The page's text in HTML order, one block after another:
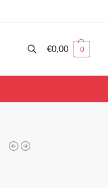
€0,00 0